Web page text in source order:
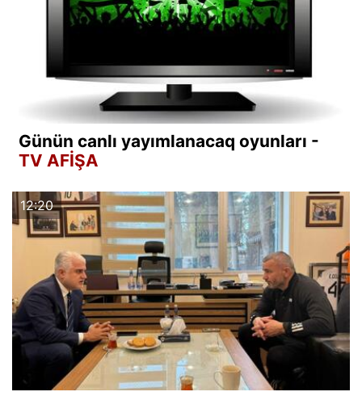
Günün canlı yayımlanacaq oyunları -
TV AFİŞA
12:20